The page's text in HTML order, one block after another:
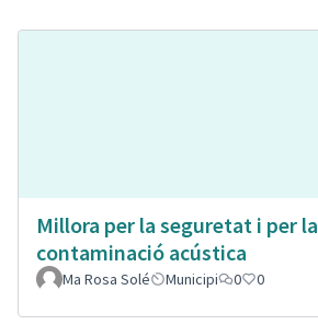
Millora per la seguretat i per la
contaminació acústica
Ma Rosa Solé Municipi 0 0